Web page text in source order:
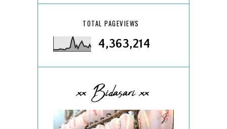
TOTAL PAGEVIEWS
4,363,214
xx Bidasari xx